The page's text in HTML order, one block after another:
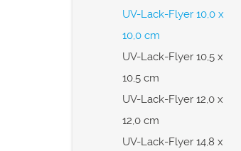
UV-Lack-Flyer 10,0 x
10,0 cm
UV-Lack-Flyer 10,5 x
10,5 cm
UV-Lack-Flyer 12,0 x
12,0 cm
UV-Lack-Flyer 14,8 x